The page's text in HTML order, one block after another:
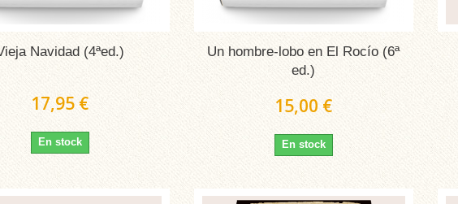
Navidad (4ªed.)
17,95 €
En stock
Un hombre-lobo en El Rocío (6ª
ed.)
15,00 €
En stock